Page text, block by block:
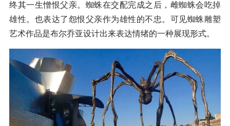
终其一生憎恨父亲。蜘蛛在交配完成之后，雌蜘蛛会吃掉
雄性。也表达了怨恨父亲作为雄性的不忠。可见蜘蛛雕塑
艺术作品是布尔乔亚设计出来表达情绪的一种展现形式。